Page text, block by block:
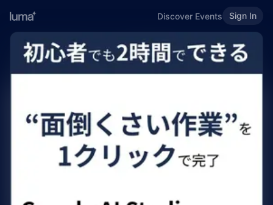
Discover Events Sign In